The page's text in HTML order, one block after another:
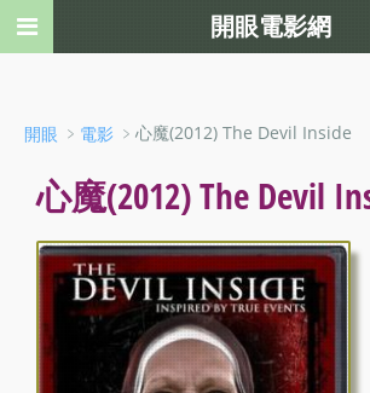
開眼 ﹥ 電影 ﹥心魔(2012) The Devil Inside
心魔(2012) The Devil
開眼電影網